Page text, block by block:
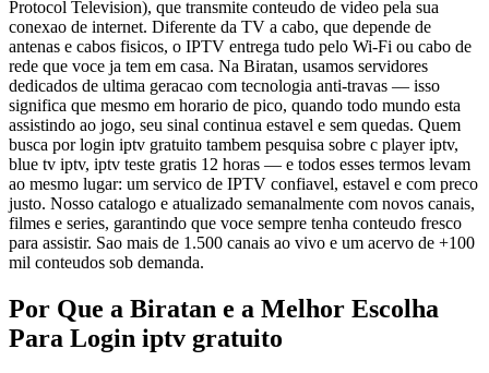
Protocol Television), que transmite conteudo de video pela sua
conexao de internet. Diferente da TV a cabo, que depende de
antenas e cabos fisicos, o IPTV entrega tudo pelo Wi-Fi ou cabo de
rede que voce ja tem em casa. Na Biratan, usamos servidores
dedicados de ultima geracao com tecnologia anti-travas — isso
significa que mesmo em horario de pico, quando todo mundo esta
assistindo ao jogo, seu sinal continua estavel e sem quedas. Quem
busca por login iptv gratuito tambem pesquisa sobre c player iptv,
blue tv iptv, iptv teste gratis 12 horas — e todos esses termos levam
ao mesmo lugar: um servico de IPTV confiavel, estavel e com preco
justo. Nosso catalogo e atualizado semanalmente com novos canais,
filmes e series, garantindo que voce sempre tenha conteudo fresco
para assistir. Sao mais de 1.500 canais ao vivo e um acervo de +100
mil conteudos sob demanda.
Por Que a Biratan e a Melhor Escolha
Para Login iptv gratuito